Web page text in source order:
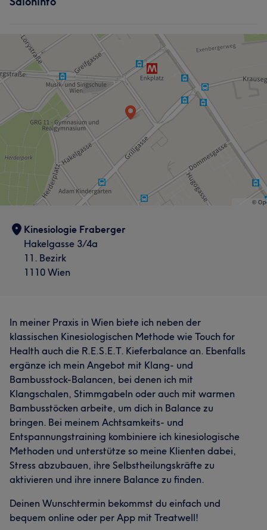
Kinesiologie Fraberger
Hakelgasse 3/4a
11. Bezirk
1110 Wien
In meiner Praxis in Wien biete ich neben der
klassischen Kinesiologischen Methode wie Touch for
Health auch die R.E.S.E.T. Kieferbalance an. Ebenfalls
ergänze ich mein Angebot mit Klang- und
Bambusstock-Balancen, bei denen ich mit
Klangschalen, Stimmgabeln oder auch mit warmen
Bambusstöcken arbeite, um dich in Balance zu
bringen. Bei meinem Achtsamkeits- und
Entspannungstraining kombiniere ich kinesiologische
Methoden und unterstütze so meine Klienten dabei,
Stress abzubauen, ihre Selbstheilungskräfte zu
aktivieren und ihre innere Balance zu finden.
Deinen Wunschtermin bekommst du einfach und
bequem online oder per App mit Treatwell!